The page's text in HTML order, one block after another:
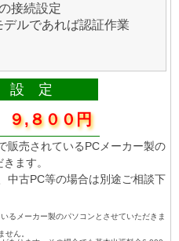
接続設定
ルであれば認証作業
設 定
,８００円
販売されているPCメーカー製の
ます。
中古PC等の場合は別途ご相談下
メーカー製のパソコンとさせていただきま
ん。